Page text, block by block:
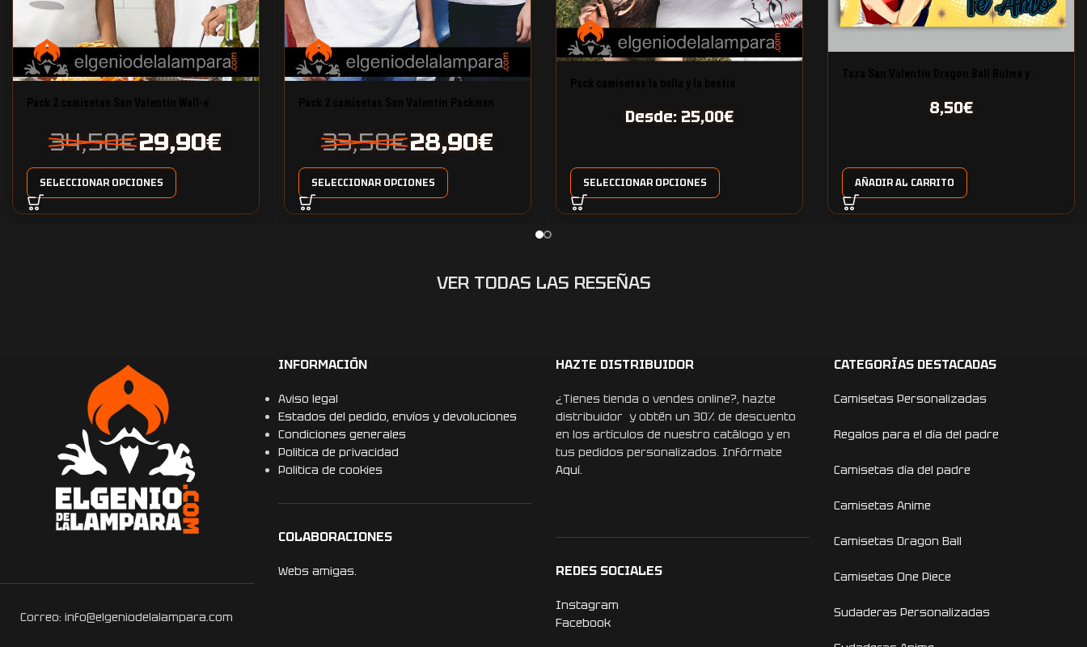
34,50€29,90€
SELECCIONAR OPCIONES
33,50€28,90€
SELECCIONAR OPCIONES
Desde: 25,00€
SELECCIONAR OPCIONES
8,50€
AÑADIR AL CARRITO
VER TODAS LAS RESEÑAS
Correo: info@elgeniodelalampara.com
INFORMACIÓN
Aviso legal
Estados del pedido, envíos y devoluciones
Condiciones generales
Politica de privacidad
Politica de cookies
COLABORACIONES
Webs amigas.
HAZTE DISTRIBUIDOR
¿Tienes tienda o vendes online?, hazte
distribuidor y obtén un 30% de descuento
en los artículos de nuestro catálogo y en
tus pedidos personalizados. Infórmate
Aquí.
REDES SOCIALES
Instagram
Facebook
CATEGORÍAS DESTACADAS
Camisetas Personalizadas
Regalos para el día del padre
Camisetas día del padre
Camisetas Anime
Camisetas Dragon Ball
Camisetas One Piece
Sudaderas Personalizadas